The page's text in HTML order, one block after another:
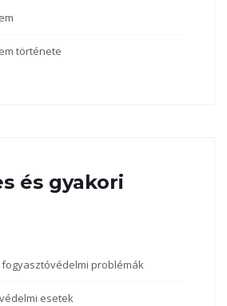
története
és gyakori
problémák
esetek